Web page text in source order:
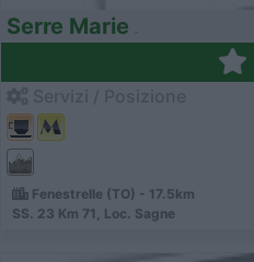
Serre Marie
Fenestrelle (TO) - 17.5km
SS. 23 Km 71, Loc. Sagne